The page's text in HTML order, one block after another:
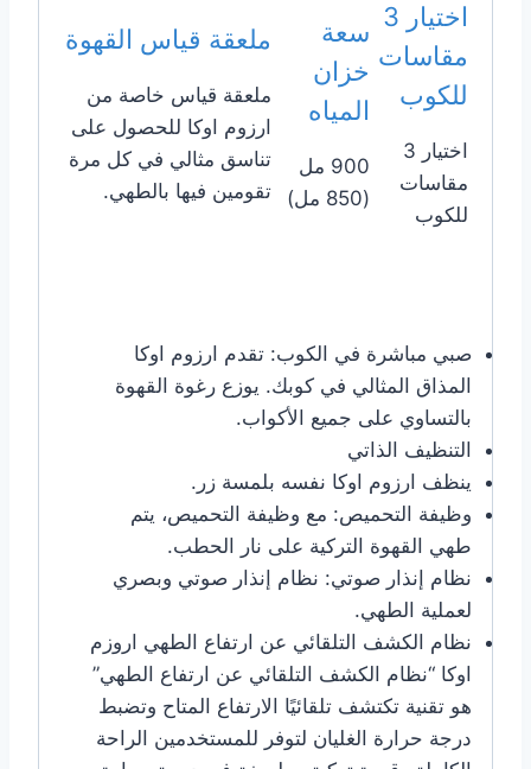
اختيار 3
مقاسات
للكوب
اختيار 3
مقاسات
للكوب
سعة
خزان
المياه
900 مل
(850 مل)
ملعقة قياس القهوة
ملعقة قياس خاصة من
ارزوم اوكا للحصول على
تناسق مثالي في كل مرة
تقومين فيها بالطهي.
صبي مباشرة في الكوب: تقدم ارزوم اوكا
المذاق المثالي في كوبك. يوزع رغوة القهوة
بالتساوي على جميع الأكواب.
التنظيف الذاتي
ينظف ارزوم اوكا نفسه بلمسة زر.
وظيفة التحميص: مع وظيفة التحميص، يتم
طهي القهوة التركية على نار الحطب.
نظام إنذار صوتي: نظام إنذار صوتي وبصري
لعملية الطهي.
نظام الكشف التلقائي عن ارتفاع الطهي اروزم
اوكا “نظام الكشف التلقائي عن ارتفاع الطهي”
هو تقنية تكتشف تلقائيًا الارتفاع المتاح وتضبط
درجة حرارة الغليان لتوفر للمستخدمين الراحة